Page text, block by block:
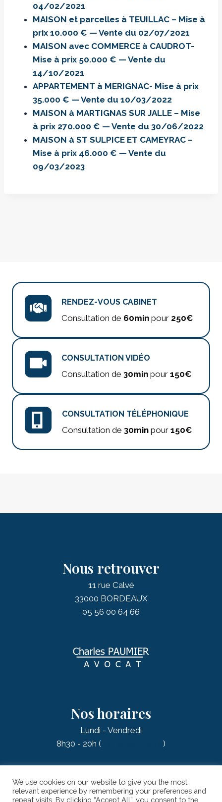
04/02/2021
MAISON et parcelles à TEUILLAC – Mise à
prix 10.000 € — Vente du 02/07/2021
MAISON avec COMMERCE à CAUDROT-
Mise à prix 50.000 € — Vente du
14/10/2021
APPARTEMENT à MERIGNAC- Mise à prix
35.000 € — Vente du 10/03/2022
MAISON à MARTIGNAS SUR JALLE – Mise
à prix 270.000 € — Vente du 30/06/2022
MAISON à ST SULPICE ET CAMEYRAC –
Mise à prix 46.000 € — Vente du
09/03/2023
RENDEZ-VOUS CABINET
Consultation de 60min pour 250€
CONSULTATION VIDÉO
Consultation de 30min pour 150€
CONSULTATION TÉLÉPHONIQUE
Consultation de 30min pour 150€
Nous retrouver
11 rue Calvé
33000 BORDEAUX
05 56 00 64 66
Nos horaires
Lundi - Vendredi
8h30 - 20h (
)
© 2026 PAUMIER Charles - AVOCAT |Mentions légales| Réalisation
We use cookies on our website to give you the most
relevant experience by remembering your preferences and
repeat visits. By clicking “Accept All”, you consent to the